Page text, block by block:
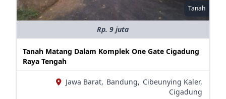
Tanah
Rp. 9 juta
Tanah Matang Dalam Komplek One Gate Cigadung
Raya Tengah
Jawa Barat, Bandung, Cibeunying Kaler,
Cigadung